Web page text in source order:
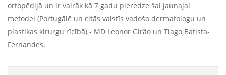
ortopēdijā un ir vairāk kā 7 gadu pieredze šai jaunajai
metodei (Portugālē un citās valstīs vadošo dermatologu un
plastikas ķirurgu rīcībā) - MD Leonor Girão un Tiago Batista-
Fernandes.